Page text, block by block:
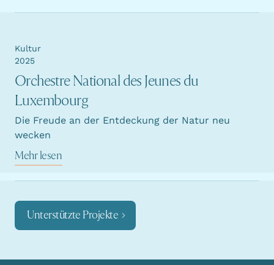
Orchestre National des Jeunes du
Luxembourg
Die Freude an der Entdeckung der Natur neu
wecken
Kultur
2025
Mehr lesen
Unterstützte Projekte